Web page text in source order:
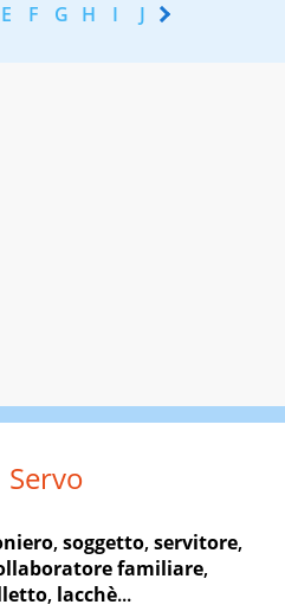
E F G H I J K
Servo
,soggetto,servitore,
familiare,
, lacchè...